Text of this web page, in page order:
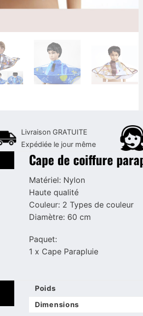
Livraison GRATUITE
Expédiée le jour même
Cape de coiffure
Matériel: Nylon
Haute qualité
Couleur: 2 Types de couleur
Diamètre: 60 cm
Paquet:
1 x Cape Parapluie
Poids
Dimensions